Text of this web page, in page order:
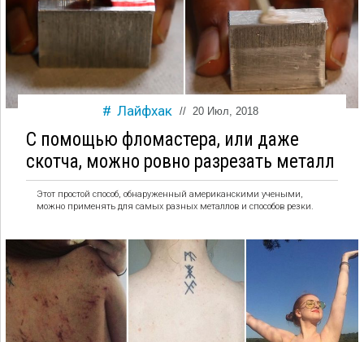
Лайфхак // 20 Июл, 2018
С помощью фломастера, или даже
скотча, можно ровно разрезать металл
Этот простой способ, обнаруженный американскими учеными,
можно применять для самых разных металлов и способов резки.